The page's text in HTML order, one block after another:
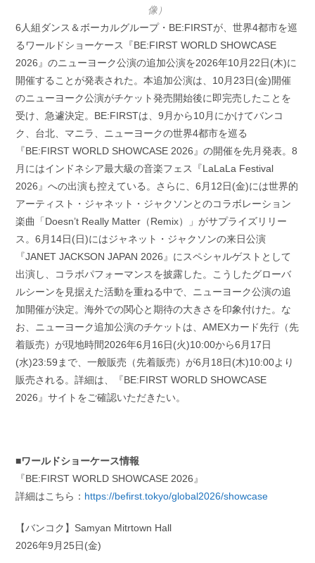
像）
6人組ダンス＆ボーカルグループ・BE:FIRSTが、世界4都市を巡
るワールドショーケース『BE:FIRST WORLD SHOWCASE
2026』のニューヨーク公演の追加公演を2026年10月22日(木)に
開催することが発表された。本追加公演は、10月23日(金)開催
のニューヨーク公演がチケット発売開始後に即完売したことを
受け、急遽決定。BE:FIRSTは、9月から10月にかけてバンコ
ク、台北、マニラ、ニューヨークの世界4都市を巡る
『BE:FIRST WORLD SHOWCASE 2026』の開催を先月発表。8
月にはインドネシア最大級の音楽フェス『LaLaLa Festival
2026』への出演も控えている。さらに、6月12日(金)には世界的
アーティスト・ジャネット・ジャクソンとのコラボレーション
楽曲「Doesn’t Really Matter（Remix）」がサプライズリリー
ス。6月14日(日)にはジャネット・ジャクソンの来日公演
『JANET JACKSON JAPAN 2026』にスペシャルゲストとして
出演し、コラボパフォーマンスを披露した。こうしたグローバ
ルシーンを見据えた活動を重ねる中で、ニューヨーク公演の追
加開催が決定。海外での関心と期待の大きさを印象付けた。な
お、ニューヨーク追加公演のチケットは、AMEXカード先行（先
着販売）が現地時間2026年6月16日(火)10:00から6月17日
(水)23:59まで、一般販売（先着販売）が6月18日(木)10:00より
販売される。詳細は、『BE:FIRST WORLD SHOWCASE
2026』サイトをご確認いただきたい。
■ワールドショーケース情報
『BE:FIRST WORLD SHOWCASE 2026』
詳細はこちら： https://befirst.tokyo/global2026/showcase
【バンコク】Samyan Mitrtown Hall
2026年9月25日(金)